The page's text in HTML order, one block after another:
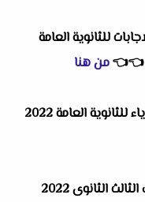
للثانوية العامة
👈
👈من هنا
المراجعة النهائية بالاجابات فى الفيزياء للثانوية العامة 2022
امتحان فيزياء + نموذج الاجابة للصف الثالث الثانوى 2022